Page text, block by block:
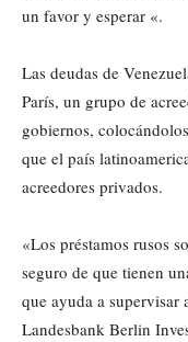
un favor y esperar «.
Las deudas de
París, un grupo de
gobiernos,
que el país
acreedores privados.
«Los préstamos rusos
seguro de que tienen
que ayuda a
Landesbank Berlin